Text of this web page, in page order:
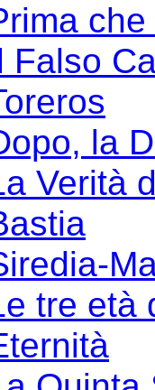
Falso
la
Verità
tre età